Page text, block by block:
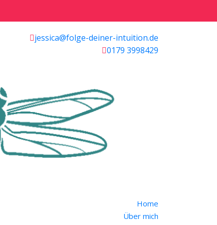
jessica@folge-deiner-intuition.de
0179 3998429
Home
Über mich